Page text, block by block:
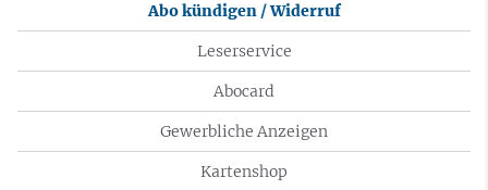
Abo kündigen / Widerruf
Leserservice
Abocard
Gewerbliche Anzeigen
Kartenshop